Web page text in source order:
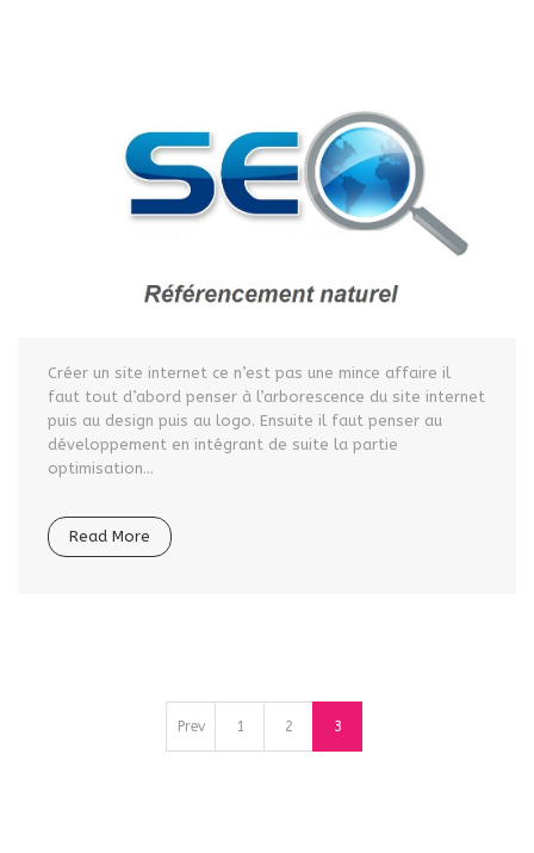
Créer un site internet ce n’est pas une mince affaire il
faut tout d’abord penser à l’arborescence du site internet
puis au design puis au logo. Ensuite il faut penser au
développement en intégrant de suite la partie
optimisation...
Read More
Prev 1 2 3